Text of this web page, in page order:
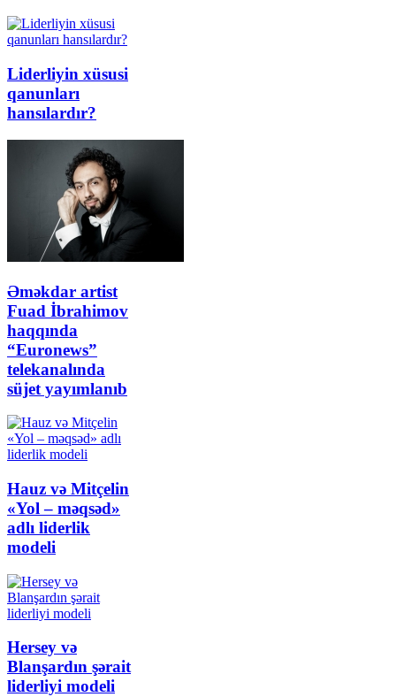
Liderliyin xüsusi
qanunları
hansılardır?
Əməkdar artist
Fuad İbrahimov
haqqında
“Euronews”
telekanalında
süjet yayımlanıb
Hauz və Mitçelin
«Yol – məqsəd»
adlı liderlik
modeli
Hersey və
Blanşardın şərait
liderliyi modeli